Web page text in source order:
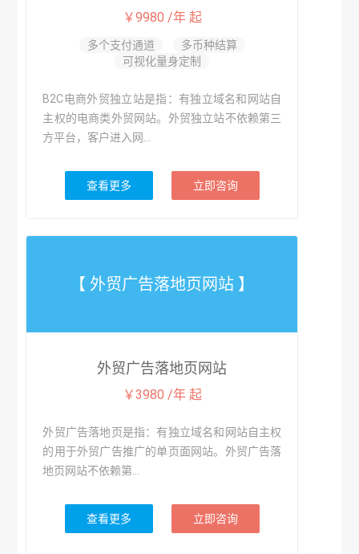
￥9980 /年 起
多个支付通道
多币种结算
可视化量身定制
B2C电商外贸独立站是指：有独立域名和网站自
主权的电商类外贸网站。外贸独立站不依赖第三
方平台，客户进入网...
查看更多 立即咨询
【 外贸广告落地页网站 】
外贸广告落地页网站
￥3980 /年 起
外贸广告落地页是指：有独立域名和网站自主权
的用于外贸广告推广的单页面网站。外贸广告落
地页网站不依赖第...
查看更多 立即咨询